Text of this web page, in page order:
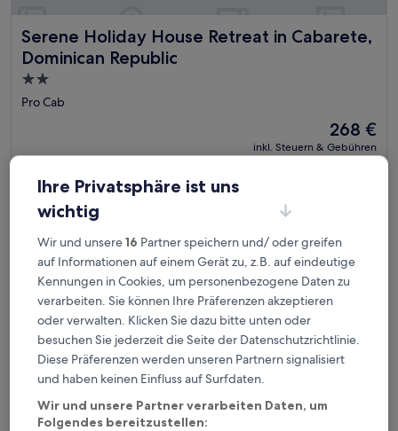
Serene Holiday House Retreat in Cabarete,
Dominican Republic
Serene Holiday House Retreat in Cabarete, Dominican
2.0-
Sterne-
Pro Cab
Der
Preis
beträgt
268 €
inkl. Steuern & Gebühren
Velero Beach Resort
Velero Beach Resort
Velero Beach Resort
Ihre Privatsphäre ist uns
wichtig
Wir und unsere16 Partner speichern und/ oder greifen
auf Informationen auf einem Gerät zu, z.B. auf eindeutige
Kennungen in Cookies, um personenbezogene Daten zu
verarbeiten. Sie können Ihre Präferenzen akzeptieren
oder verwalten. Klicken Sie dazu bitte unten oder
besuchen Sie jederzeit die Seite der Datenschutzrichtlinie.
Diese Präferenzen werden unseren Partnern signalisiert
und haben keinen Einfluss auf Surfdaten.
Wir und unsere Partner verarbeiten Daten, um
Folgendes bereitzustellen: